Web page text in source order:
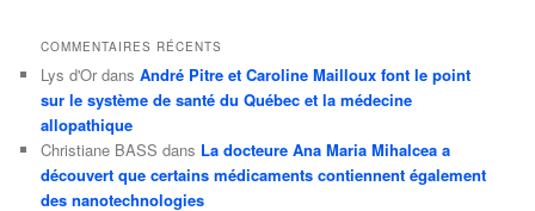
COMMENTAIRES RÉCENTS
Lys d'Or dansAndré Pitre et Caroline Mailloux font le point
sur le système de santé du Québec et la médecine
allopathique
Christiane BASS dans La docteure Ana Maria Mihalcea a
découvert que certains médicaments contiennent également
des nanotechnologies